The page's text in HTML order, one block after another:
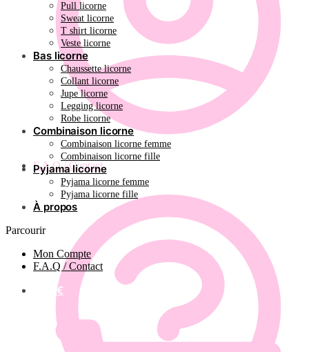
F.A.Q / Contact
Pull licorne
Sweat licorne
T shirt licorne
Veste licorne
Bas licorne
Chaussette licorne
Collant licorne
Jupe licorne
Legging licorne
Robe licorne
Combinaison licorne
Combinaison licorne femme
Combinaison licorne fille
Pyjama licorne
Pyjama licorne femme
Pyjama licorne fille
À propos
Parcourir
Mon Compte
F.A.Q / Contact
€